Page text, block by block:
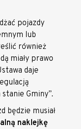
pojazdy
lub
również
miały prawo
daje
Gminy”.
będzie musiał
naklejkę